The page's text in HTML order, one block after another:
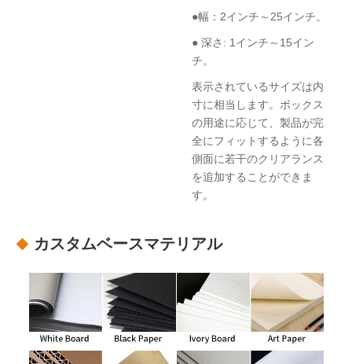
●幅：2インチ～25インチ。
● 深さ: 1インチ～15イン
チ。
表示されているサイズは内
寸に相当します。ボックス
の用途に応じて、製品が完
全にフィットするように各
側面に若干のクリアランス
を追加することができま
す。
カスタムベースマテリアル